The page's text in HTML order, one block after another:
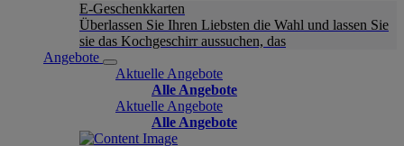
E-Geschenkkarten
Überlassen Sie Ihren Liebsten die Wahl und lassen Sie
sie das Kochgeschirr aussuchen, das
Angebote
Aktuelle Angebote
Alle Angebote
Aktuelle Angebote
Alle Angebote